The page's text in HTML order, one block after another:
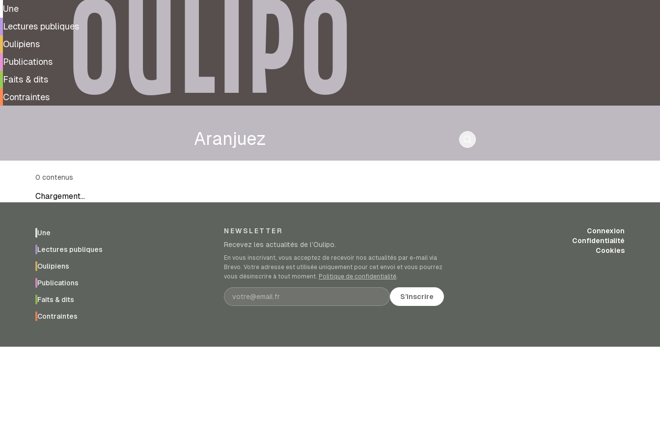
Une
Lectures publiques
Oulipiens
Publications
Faits & dits
Contraintes
OULIPO
Aranjuez
0 contenus
Chargement…
Une
Lectures publiques
Oulipiens
Publications
Faits & dits
Contraintes
NEWSLETTER
Recevez les actualités de l’Oulipo.
En vous inscrivant, vous acceptez de recevoir nos actualités par e-mail via
Brevo. Votre adresse est utilisée uniquement pour cet envoi et vous pourrez
vous désinscrire à tout moment. Politique de confidentialité.
Adresse e-mail S’inscrire
Connexion
Confidentialité
Cookies